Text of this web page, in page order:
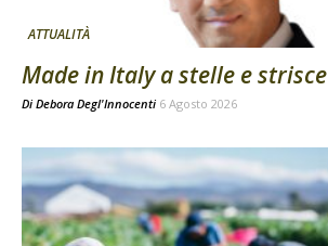
ATTUALITÀ
Made in Italy a stelle e strisce
Di Debora Degl'Innocenti 6 Agosto 2026